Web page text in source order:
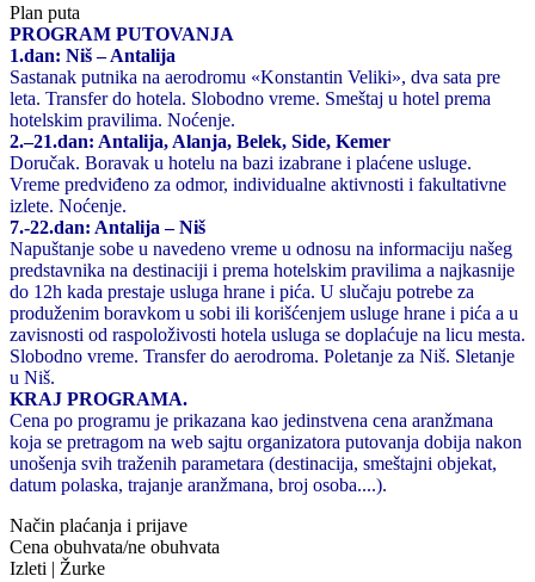
Plan puta
PROGRAM PUTOVANJA
1.dan: Niš – Antalija
Sastanak putnika na aerodromu «Konstantin Veliki», dva sata pre
leta. Transfer do hotela. Slobodno vreme. Smeštaj u hotel prema
hotelskim pravilima. Noćenje.
2.–21.dan: Antalija, Alanja, Belek, Side, Kemer
Doručak. Boravak u hotelu na bazi izabrane i plaćene usluge.
Vreme predviđeno za odmor, individualne aktivnosti i fakultativne
izlete. Noćenje.
7.-22.dan: Antalija – Niš
Napuštanje sobe u navedeno vreme u odnosu na informaciju našeg
predstavnika na destinaciji i prema hotelskim pravilima a najkasnije
do 12h kada prestaje usluga hrane i pića. U slučaju potrebe za
produženim boravkom u sobi ili korišćenjem usluge hrane i pića a u
zavisnosti od raspoloživosti hotela usluga se doplaćuje na licu mesta.
Slobodno vreme. Transfer do aerodroma. Poletanje za Niš. Sletanje
u Niš.
KRAJ PROGRAMA.
Cena po programu je prikazana kao jedinstvena cena aranžmana
koja se pretragom na web sajtu organizatora putovanja dobija nakon
unošenja svih traženih parametara (destinacija, smeštajni objekat,
datum polaska, trajanje aranžmana, broj osoba....).
Način plaćanja i prijave
Cena obuhvata/ne obuhvata
Izleti | Žurke